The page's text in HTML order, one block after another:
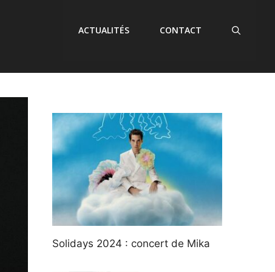
ACTUALITÉS CONTACT
Solidays 2024 : concert de Mika